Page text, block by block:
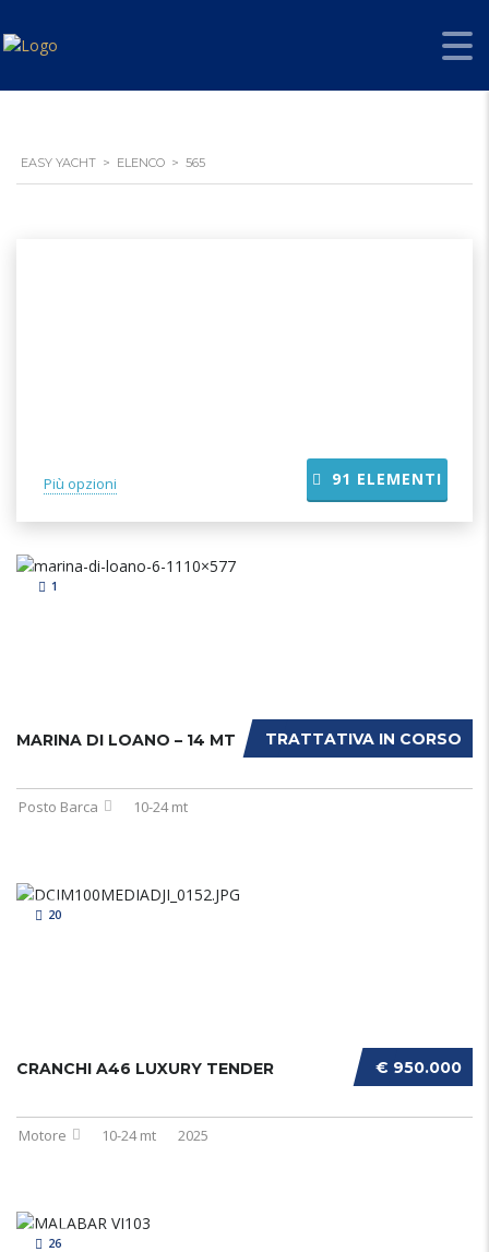
EASY YACHT > ELENCO > 565
Più opzioni 91 ELEMENTI
1
TRATTATIVA IN CORSO
MARINA DI LOANO – 14 MT
Posto Barca 10-24 mt
20
€ 950.000
CRANCHI A46 LUXURY TENDER
Motore 10-24 mt 2025
26